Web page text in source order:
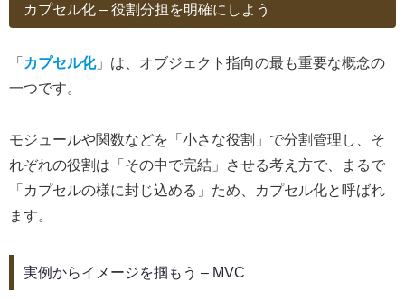
カプセル化 – 役割分担を明確にしよう
「 カプセル化」は、オブジェクト指向の最も重要な概念の
一つです。
モジュールや関数などを「小さな役割」で分割管理し、そ
れぞれの役割は「その中で完結」させる考え方で、まるで
「カプセルの様に封じ込める」ため、カプセル化と呼ばれ
ます。
実例からイメージを掴もう – MVC